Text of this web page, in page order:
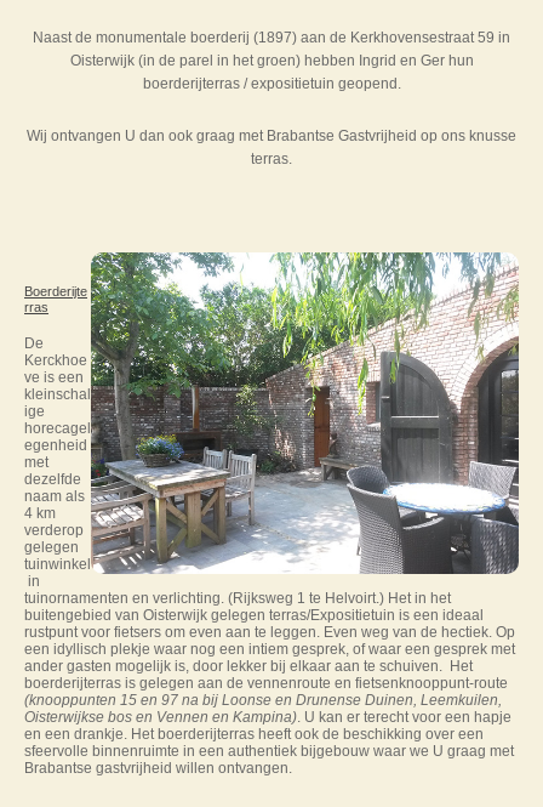
Naast de monumentale boerderij (1897) aan de Kerkhovensestraat 59 in
Oisterwijk (in de parel in het groen) hebben Ingrid en Ger hun
boerderijterras / expositietuin geopend.
Wij ontvangen U dan ook graag met Brabantse Gastvrijheid op ons knusse
terras.
Boerderijte
rras
De
Kerckhoe
ve is een
kleinschal
ige
horecagel
egenheid
met
dezelfde
naam als
4 km
verderop
gelegen
tuinwinkel
in
tuinornamenten en verlichting. (Rijksweg 1 te Helvoirt.) Het in het
buitengebied van Oisterwijk gelegen terras/Expositietuin is een ideaal
rustpunt voor fietsers om even aan te leggen. Even weg van de hectiek. Op
een idyllisch plekje waar nog een intiem gesprek, of waar een gesprek met
ander gasten mogelijk is, door lekker bij elkaar aan te schuiven. Het
boerderijterras is gelegen aan de vennenroute en fietsenknooppunt-route
(knooppunten 15 en 97 na bij Loonse en Drunense Duinen, Leemkuilen,
Oisterwijkse bos en Vennen en Kampina). U kan er terecht voor een hapje
en een drankje. Het boerderijterras heeft ook de beschikking over een
sfeervolle binnenruimte in een authentiek bijgebouw waar we U graag met
Brabantse gastvrijheid willen ontvangen.